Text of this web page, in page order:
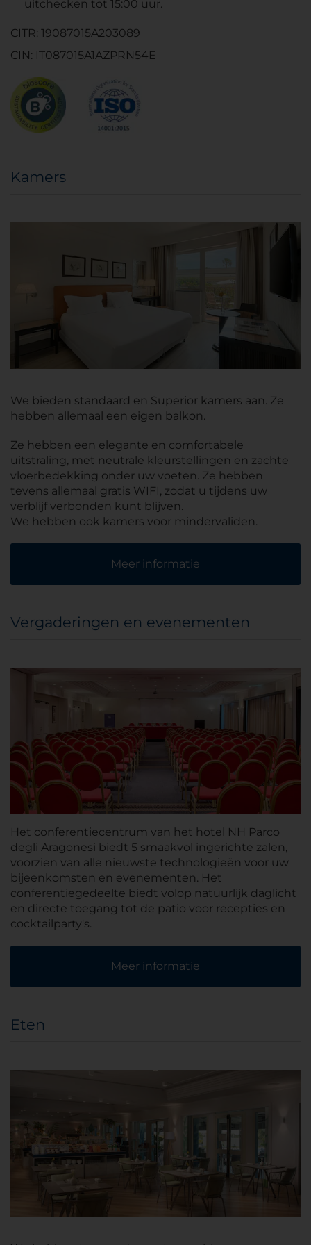
uitchecken tot 15:00 uur.
CITR: 19087015A203089
CIN: IT087015A1AZPRN54E
Kamers
We bieden standaard en Superior kamers aan. Ze
hebben allemaal een eigen balkon.
Ze hebben een elegante en comfortabele
uitstraling, met neutrale kleurstellingen en zachte
vloerbedekking onder uw voeten. Ze hebben
tevens allemaal gratis WIFI, zodat u tijdens uw
verblijf verbonden kunt blijven.
We hebben ook kamers voor mindervaliden.
Meer informatie
Vergaderingen en evenementen
Het conferentiecentrum van het hotel NH Parco
degli Aragonesi biedt 5 smaakvol ingerichte zalen,
voorzien van alle nieuwste technologieën voor uw
bijeenkomsten en evenementen. Het
conferentiegedeelte biedt volop natuurlijk daglicht
en directe toegang tot de patio voor recepties en
cocktailparty's.
Meer informatie
Eten